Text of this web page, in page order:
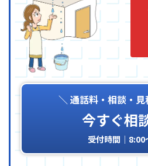
＼ 通話料・相談・見
今すぐ相
受付時間｜8:00